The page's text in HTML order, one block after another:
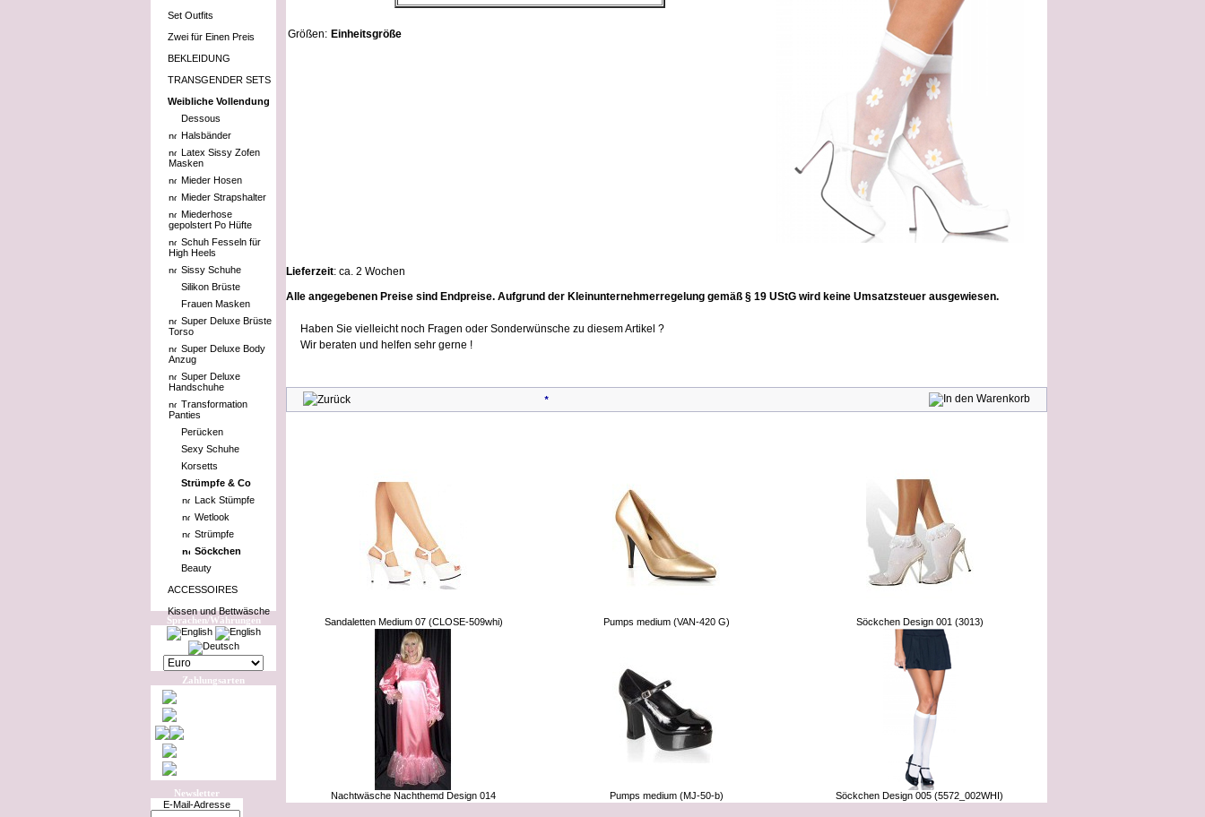
Set Outfits
Zwei für Einen Preis
BEKLEIDUNG
TRANSGENDER SETS
Weibliche Vollendung
Dessous
Halsbänder
Latex Sissy Zofen
Masken
Mieder Hosen
Mieder Strapshalter
Miederhose
gepolstert Po Hüfte
Schuh Fesseln für
High Heels
Sissy Schuhe
Silikon Brüste
Frauen Masken
Super Deluxe Brüste
Torso
Super Deluxe Body
Anzug
Super Deluxe
Handschuhe
Transformation
Panties
Perücken
Sexy Schuhe
Korsetts
Strümpfe & Co
Lack Stümpfe
Wetlook
Strümpfe
Söckchen
Beauty
ACCESSOIRES
Kissen und Bettwäsche
Sprachen/Währungen
Zahlungsarten
Newsletter
E-Mail-Adresse
Größen: Einheitsgröße
Lieferzeit: ca. 2 Wochen
Alle angegebenen Preise sind Endpreise. Aufgrund der Kleinunternehmerregelung gemäß § 19 UStG wird keine Umsatzsteuer ausgewiesen.
Haben Sie vielleicht noch Fragen oder Sonderwünsche zu diesem Artikel ?
Wir beraten und helfen sehr gerne !
*
Sandaletten Medium 07 (CLOSE-509whi) Pumps medium (VAN-420 G) Söckchen Design 001 (3013)
Nachtwäsche Nachthemd Design 014 Pumps medium (MJ-50-b) Söckchen Design 005 (5572_002WHI)